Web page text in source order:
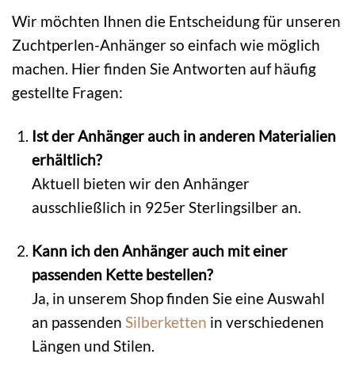
Wir möchten Ihnen die Entscheidung für unseren
Zuchtperlen-Anhänger so einfach wie möglich
machen. Hier finden Sie Antworten auf häufig
gestellte Fragen:
Ist der Anhänger auch in anderen Materialien
erhältlich?
Aktuell bieten wir den Anhänger
ausschließlich in 925er Sterlingsilber an.
Kann ich den Anhänger auch mit einer
passenden Kette bestellen?
Ja, in unserem Shop finden Sie eine Auswahl
an passenden Silberketten in verschiedenen
Längen und Stilen.